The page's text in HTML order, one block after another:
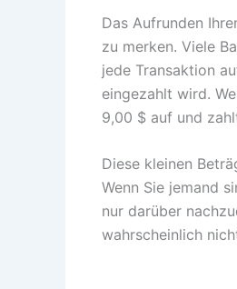
Das Aufrunden
zu merken. Viele
jede Transaktion
eingezahlt wird.
9,00 $ auf und
Diese kleinen
Wenn Sie jemand
nur darüber
wahrscheinlich